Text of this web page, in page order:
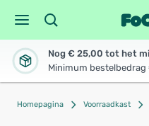
Nog € 25,00 tot het
Minimum bestelbedrag
Homepagina Voorraadkast